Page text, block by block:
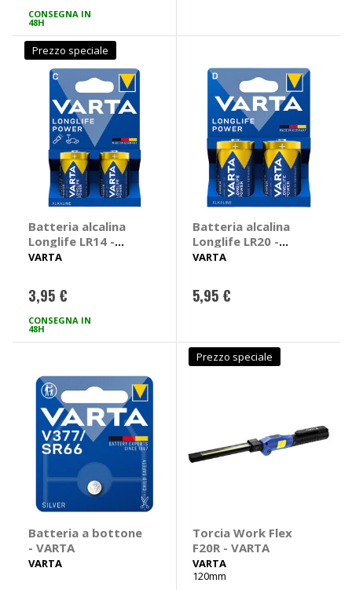
CONSEGNA IN
48H
Prezzo speciale
Batteria alcalina
Longlife LR14 -
VARTA
VARTA
3,95 €
CONSEGNA IN
48H
Batteria alcalina
Longlife LR20 -
VARTA
VARTA
5,95 €
Batteria a bottone
- VARTA
VARTA
Prezzo speciale
Torcia Work Flex
F20R - VARTA
VARTA
120mm